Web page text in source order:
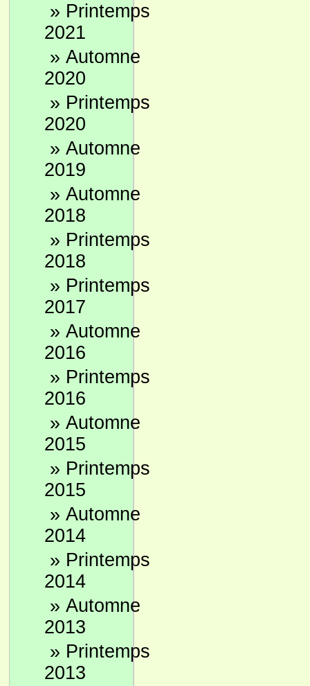
» Printemps
2021
» Automne
2020
» Printemps
2020
» Automne
2019
» Automne
2018
» Printemps
2018
» Printemps
2017
» Automne
2016
» Printemps
2016
» Automne
2015
» Printemps
2015
» Automne
2014
» Printemps
2014
» Automne
2013
» Printemps
2013